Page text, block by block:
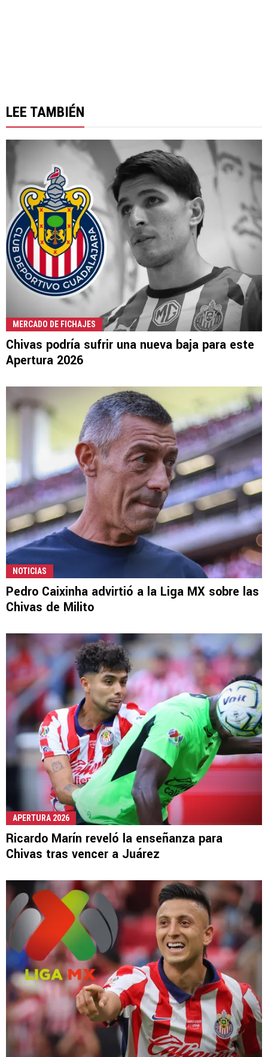
LEE TAMBIÉN
MERCADO DE FICHAJES
Chivas podría sufrir una nueva baja para este
Apertura 2026
NOTICIAS
Pedro Caixinha advirtió a la Liga MX sobre las
Chivas de Milito
APERTURA 2026
Ricardo Marín reveló la enseñanza para
Chivas tras vencer a Juárez